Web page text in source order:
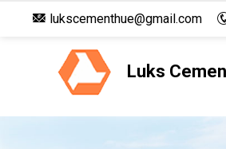
lukscementhue@gmail.com
Luks